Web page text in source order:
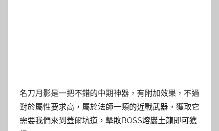
名刀月影是一把不錯的中期神器，有附加效果，不過
對於屬性要求高，屬於法師一類的近戰武器，獲取它
需要我們來到蓋爾坑道，擊敗BOSS熔巖土龍即可獲